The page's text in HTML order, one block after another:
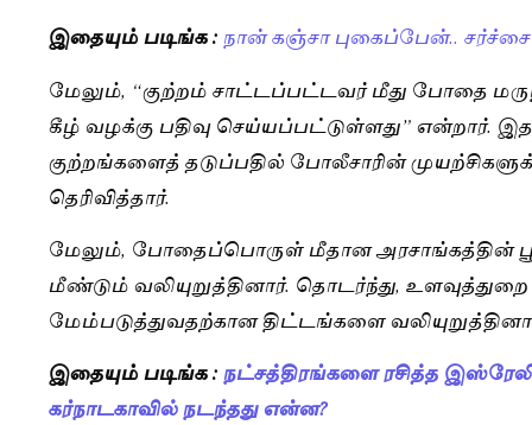
இதையும் படிங்க : நான் கஞ்சா புகைப்பேன்..
மேலும், “குற்றம் சாட்டப்பட்டவர் மீது போதை
கீழ் வழக்கு பதிவு செய்யப்பட்டுள்ளது”
குற்றங்களைத் தடுப்பதில் போலீசாரின்
தெரிவித்தார்.
மேலும், போதைப்பொருள் மீதான அரசாங்கத்தின்
மீண்டும் வலியுறுத்தினார். தொடர்ந்து,
மேம்படுத்துவதற்கான திட்டங்களை
இதையும் படிங்க :நட்சத்திரங்களை ரசித்த
கர்நாடகாவில் நடந்தது என்ன?